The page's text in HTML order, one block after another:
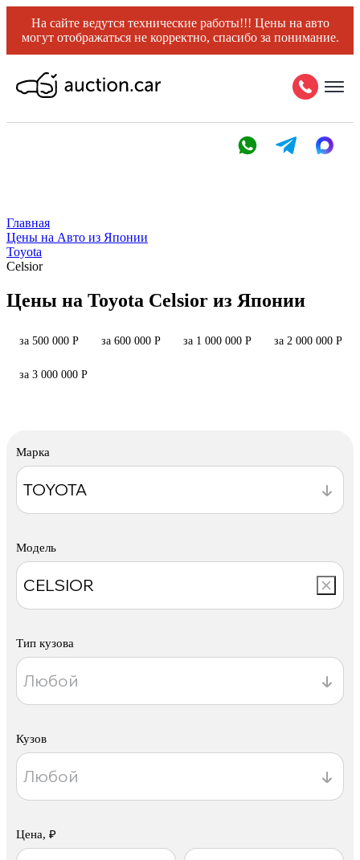
На сайте ведутся технические работы!!! Цены на авто
могут отображаться не корректно, спасибо за понимание.
Главная
Цены на Авто из Японии
Toyota
Celsior
Цены на Toyota Celsior из Японии
за 500 000 Р за 600 000 Р за 1 000 000 Р за 2 000 000 Р
за 3 000 000 Р
Марка
Модель
Тип кузова
Кузов
Цена, ₽